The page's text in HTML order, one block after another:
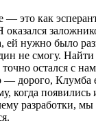
— это как
ей нужно было
не смогу.
остался с
— дорого, Клумба
когда
разработки, мы